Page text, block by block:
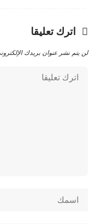
اترك تعليقا
لن يتم نشر عنوان بريدك